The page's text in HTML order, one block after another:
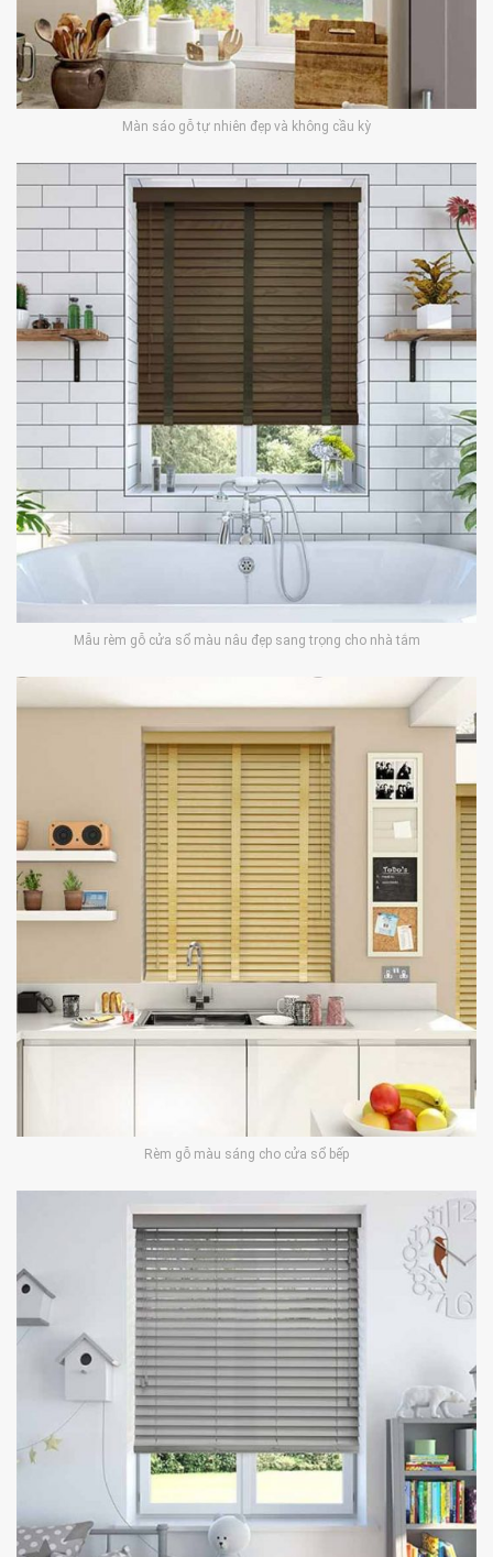
Màn sáo gỗ tự nhiên đẹp và không cầu kỳ
Mẫu rèm gỗ cửa sổ màu nâu đẹp sang trọng cho nhà tắm
Rèm gỗ màu sáng cho cửa sổ bếp